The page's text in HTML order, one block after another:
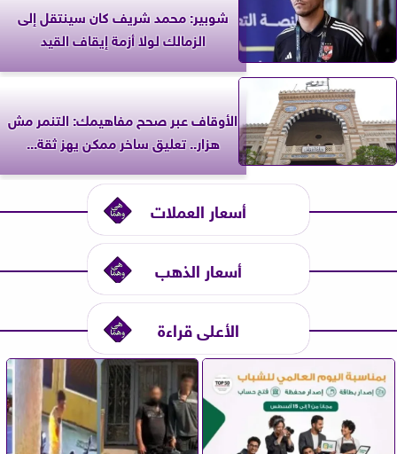
شوبير: محمد شريف كان سينتقل إلى
الزمالك لولا أزمة إيقاف القيد
الأوقاف عبر صحح مفاهيمك: التنمر مش
هزار.. تعليق ساخر ممكن يهز ثقة...
أسعار العملات
أسعار الذهب
الأعلى قراءة